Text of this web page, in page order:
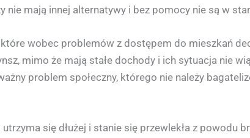
nie mają innej alternatywy i bez pomocy nie są w
wobec problemów z dostępem do mieszkań
mimo że mają stałe dochody i ich sytuacja nie
problem społeczny, którego nie należy
się dłużej i stanie się przewlekła z powodu